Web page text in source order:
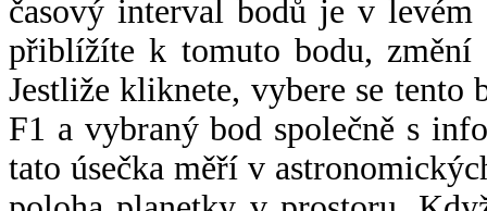
časový interval bodů je v
přiblížíte k tomuto bodu,
Jestliže kliknete, vybere se tento
F1 a vybraný bod společně s
tato úsečka měří v